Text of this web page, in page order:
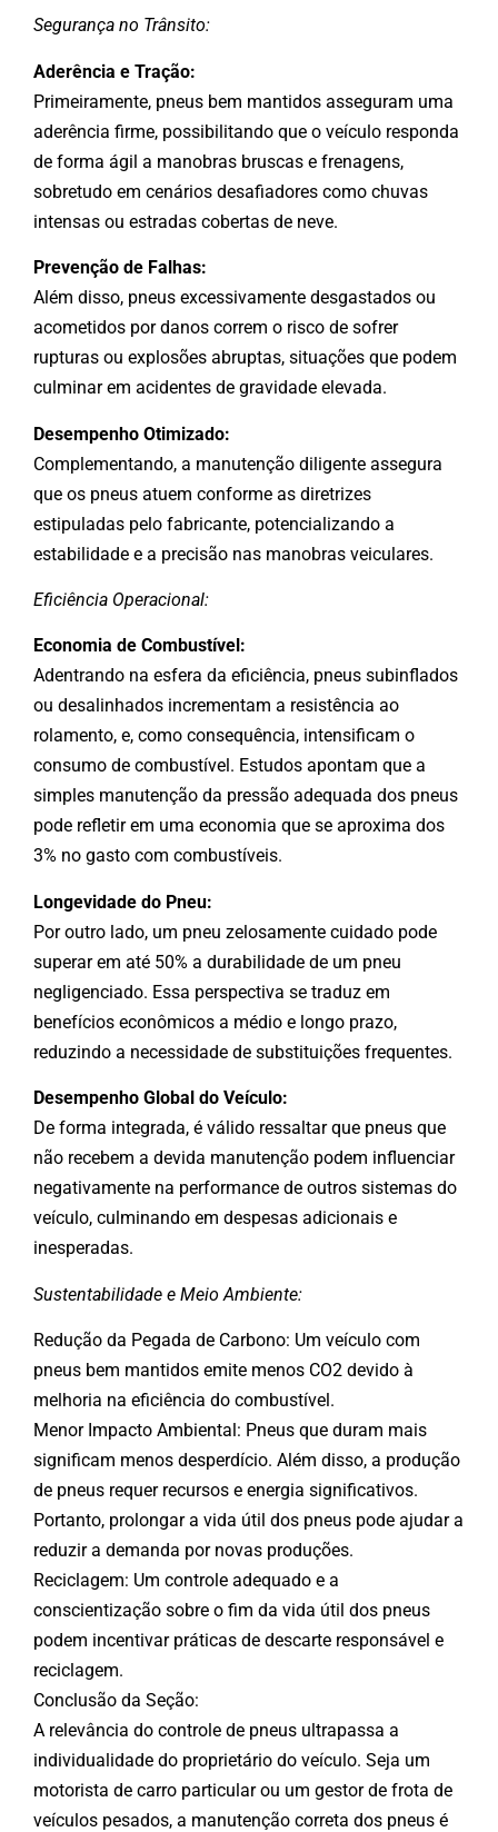
Segurança no Trânsito:
Aderência e Tração:
Primeiramente, pneus bem mantidos asseguram uma
aderência firme, possibilitando que o veículo responda
de forma ágil a manobras bruscas e frenagens,
sobretudo em cenários desafiadores como chuvas
intensas ou estradas cobertas de neve.
Prevenção de Falhas:
Além disso, pneus excessivamente desgastados ou
acometidos por danos correm o risco de sofrer
rupturas ou explosões abruptas, situações que podem
culminar em acidentes de gravidade elevada.
Desempenho Otimizado:
Complementando, a manutenção diligente assegura
que os pneus atuem conforme as diretrizes
estipuladas pelo fabricante, potencializando a
estabilidade e a precisão nas manobras veiculares.
Eficiência Operacional:
Economia de Combustível:
Adentrando na esfera da eficiência, pneus subinflados
ou desalinhados incrementam a resistência ao
rolamento, e, como consequência, intensificam o
consumo de combustível. Estudos apontam que a
simples manutenção da pressão adequada dos pneus
pode refletir em uma economia que se aproxima dos
3% no gasto com combustíveis.
Longevidade do Pneu:
Por outro lado, um pneu zelosamente cuidado pode
superar em até 50% a durabilidade de um pneu
negligenciado. Essa perspectiva se traduz em
benefícios econômicos a médio e longo prazo,
reduzindo a necessidade de substituições frequentes.
Desempenho Global do Veículo:
De forma integrada, é válido ressaltar que pneus que
não recebem a devida manutenção podem influenciar
negativamente na performance de outros sistemas do
veículo, culminando em despesas adicionais e
inesperadas.
Sustentabilidade e Meio Ambiente:
Redução da Pegada de Carbono: Um veículo com
pneus bem mantidos emite menos CO2 devido à
melhoria na eficiência do combustível.
Menor Impacto Ambiental: Pneus que duram mais
significam menos desperdício. Além disso, a produção
de pneus requer recursos e energia significativos.
Portanto, prolongar a vida útil dos pneus pode ajudar a
reduzir a demanda por novas produções.
Reciclagem: Um controle adequado e a
conscientização sobre o fim da vida útil dos pneus
podem incentivar práticas de descarte responsável e
reciclagem.
Conclusão da Seção:
A relevância do controle de pneus ultrapassa a
individualidade do proprietário do veículo. Seja um
motorista de carro particular ou um gestor de frota de
veículos pesados, a manutenção correta dos pneus é